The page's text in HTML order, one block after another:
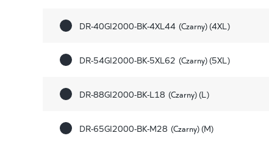
DR-40GI2000-BK-4XL44 (Czarny) (4XL)
DR-54GI2000-BK-5XL62 (Czarny) (5XL)
DR-88GI2000-BK-L18 (Czarny) (L)
DR-65GI2000-BK-M28 (Czarny) (M)